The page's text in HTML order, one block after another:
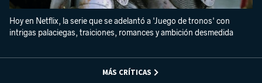
Hoy en Netflix, la serie que se adelantó a 'Juego de tronos' con
intrigas palaciegas, traiciones, romances y ambición desmedida
MÁS CRÍTICAS